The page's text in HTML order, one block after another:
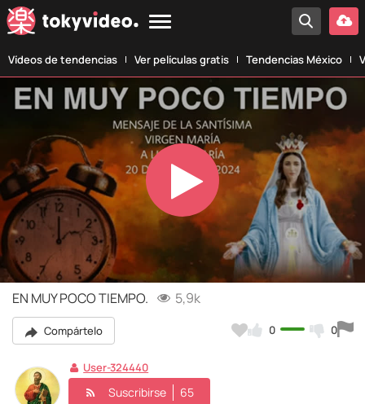
Vídeos de tendencias Ver películas gratis Tendencias México
Play
Video
EN MUY POCO TIEMPO. 5,9k
Compártelo 0 0
User-324440
Suscribirse 65